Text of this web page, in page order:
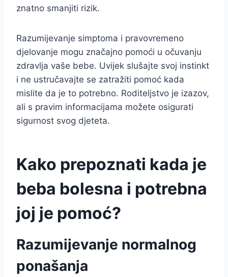
znatno smanjiti rizik.
Razumijevanje simptoma i pravovremeno
djelovanje mogu značajno pomoći u očuvanju
zdravlja vaše bebe. Uvijek slušajte svoj instinkt
i ne ustručavajte se zatražiti pomoć kada
mislite da je to potrebno. Roditeljstvo je izazov,
ali s pravim informacijama možete osigurati
sigurnost svog djeteta.
Kako prepoznati kada je
beba bolesna i potrebna
joj je pomoć?
Razumijevanje normalnog
ponašanja